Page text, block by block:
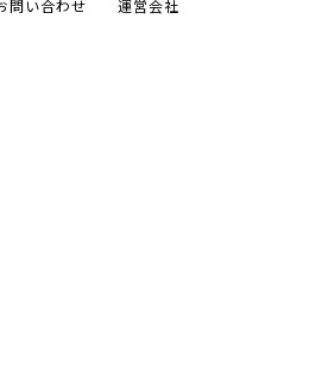
問い合わせ 運営会社